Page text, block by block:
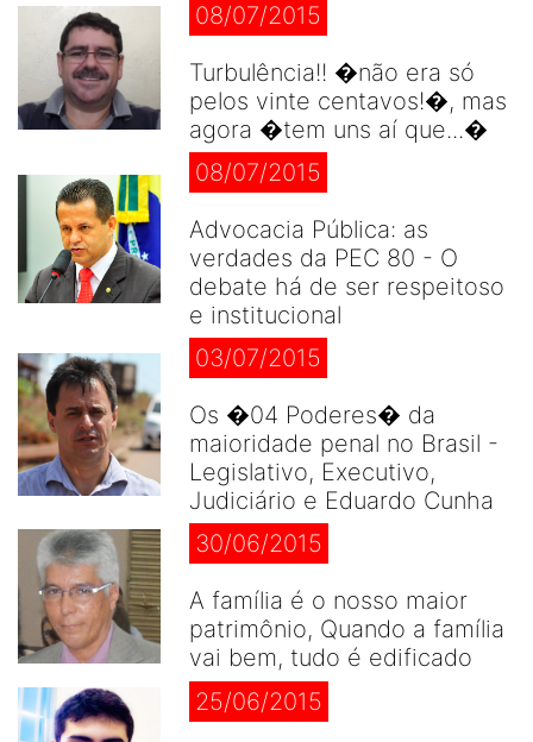
08/07/2015
Turbulência!! �não era só
pelos vinte centavos!�, mas
agora �tem uns aí que...�
08/07/2015
Advocacia Pública: as
verdades da PEC 80 - O
debate há de ser respeitoso
e institucional
03/07/2015
Os �04 Poderes� da
maioridade penal no Brasil -
Legislativo, Executivo,
Judiciário e Eduardo Cunha
30/06/2015
A família é o nosso maior
patrimônio, Quando a família
vai bem, tudo é edificado
25/06/2015